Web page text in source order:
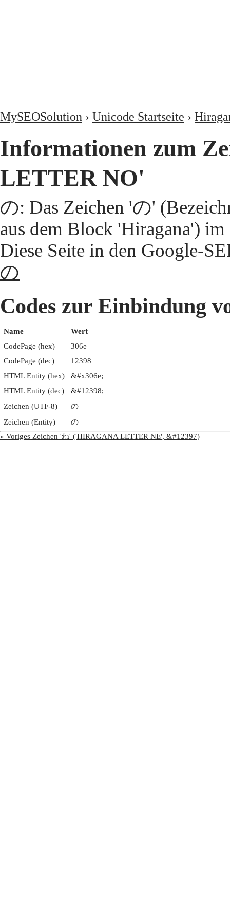
MySEOSolution › Unicode Startseite ›
Informationen zum
LETTER NO'
の: Das Zeichen 'の'
aus dem Block 'Hiragana')
Diese Seite in den Google-
の
Codes zur Einbindung
Name
Wert
CodePage (hex)
306e
CodePage (dec)
12398
HTML Entity (hex)
&#x306e;
HTML Entity (dec)
&#12398;
Zeichen (UTF-8)
の
Zeichen (Entity)
の
« Voriges Zeichen 'ね' ('HIRAGANA LETTER NE', &#12397)